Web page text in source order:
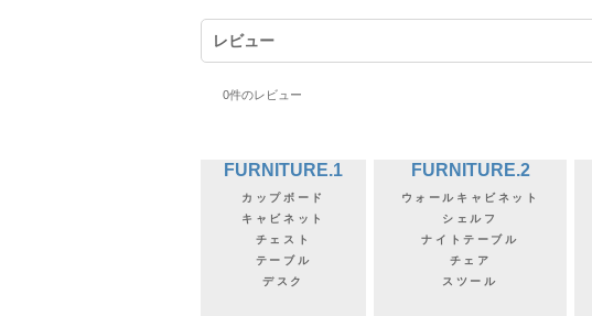
レビュー
0件のレビュー
FURNITURE.1
カップボード
キャビネット
チェスト
テーブル
デスク
FURNITURE.2
ウォールキャビネット
シェルフ
ナイトテーブル
チェア
スツール